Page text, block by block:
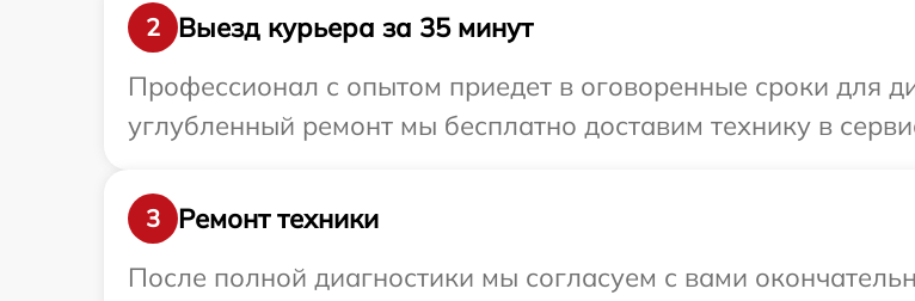
2
Выезд курьера за 35 минут
Профессионал с опытом приедет в оговоренные сроки для
углубленный ремонт мы бесплатно доставим технику в
3
Ремонт техники
После полной диагностики мы согласуем с вами